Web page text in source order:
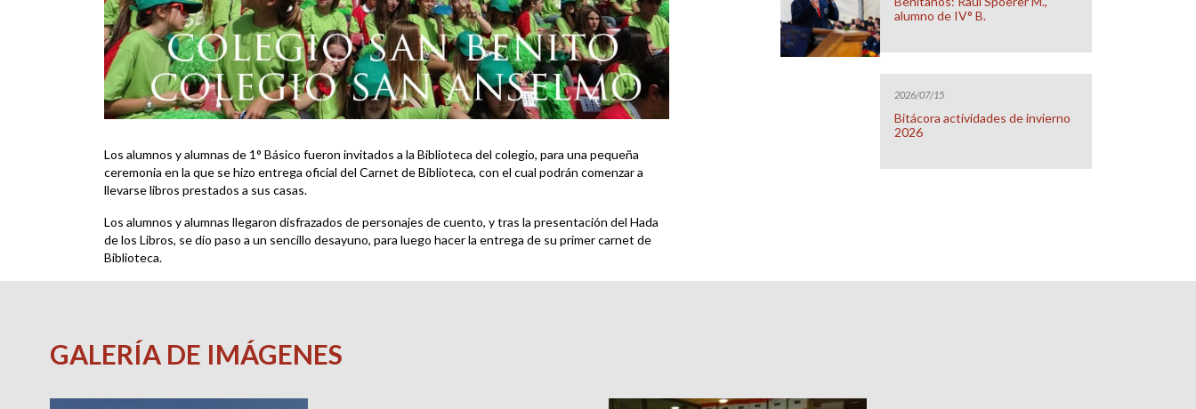
Los alumnos y alumnas de 1° Básico fueron invitados a la Biblioteca del colegio, para una pequeña
ceremonia en la que se hizo entrega oficial del Carnet de Biblioteca, con el cual podrán comenzar a
llevarse libros prestados a sus casas.
Los alumnos y alumnas llegaron disfrazados de personajes de cuento, y tras la presentación del Hada
de los Libros, se dio paso a un sencillo desayuno, para luego hacer la entrega de su primer carnet de
Biblioteca.
alumno de IV° B.
2026/07/15
Bitácora actividades de invierno
2026
GALERÍA DE IMÁGENES